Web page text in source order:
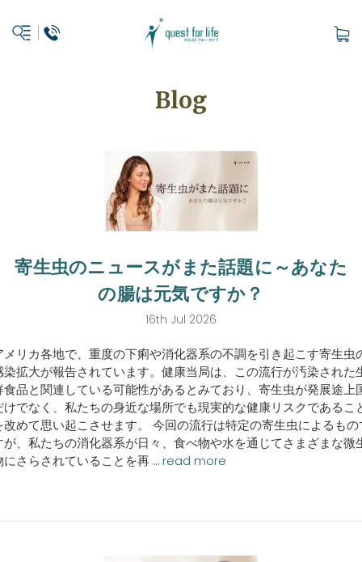
Blog
寄生虫のニュースがまた話題に～あなた
の腸は元気ですか？
16th Jul 2026
メリカ各地で、重度の下痢や消化器系の不調を引き起こす寄生虫
染拡大が報告されています。健康当局は、この流行が汚染された
食品と関連している可能性があるとみており、寄生虫が発展途上
けでなく、私たちの身近な場所でも現実的な健康リスクであるこ
改めて思い起こさせます。 今回の流行は特定の寄生虫によるもの
が、私たちの消化器系が日々、食べ物や水を通じてさまざまな微
にさらされていることを再 …read more